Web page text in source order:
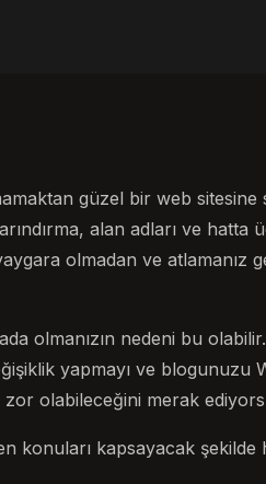
güzel bir web sitesine
alan adları ve hatta
olmadan ve atlamanız
olmanızın nedeni bu
yapmayı ve blogunuzu
olabileceğini merak
konuları kapsayacak şekilde